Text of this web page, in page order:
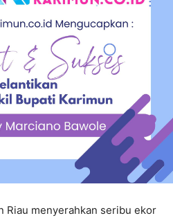
Riau menyerahkan seribu ekor